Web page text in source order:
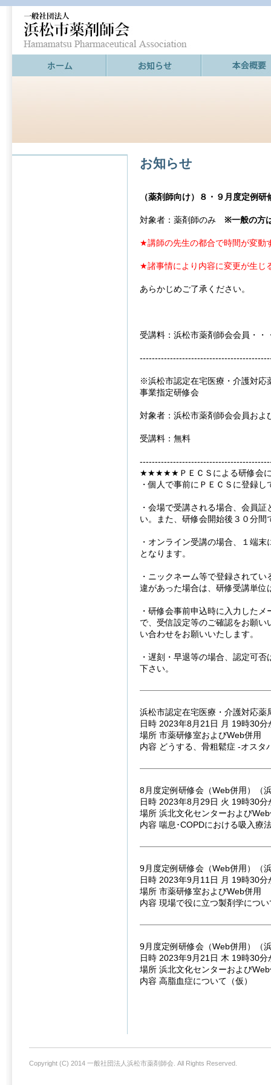
お知らせ
（薬剤師向け）８・９月度定例
対象者：薬剤師のみ ※一般の方
★講師の先生の都合で時間が変動
★諸事情により内容に変更が生じ
あらかじめご了承ください。
受講料：浜松市薬剤師会会員
※浜松市認定在宅医療・介護対応
事業指定研修会
対象者：浜松市薬剤師会会員お
受講料：無料
★★★★★ＰＥＣＳによる研修
・個人で事前にＰＥＣＳに登録
・会場で受講される場合、会員
い。また、研修会開始後３０分間
・オンライン受講の場合、１端
となります。
・ニックネーム等で登録されて
違があった場合は、研修受講単位
・研修会事前申込時に入力した
で、受信設定等のご確認をお願
い合わせをお願いいたします。
・遅刻・早退等の場合、認定可
下さい。
浜松市認定在宅医療・介護対応
日時 2023年8月21日 月 19時30分
場所 市薬研修室およびWeb併用
内容 どうする、骨粗鬆症 -オスタ
8月度定例研修会（Web併用）（
日時 2023年8月29日 火 19時30分
場所 浜北文化センターおよび
内容 喘息･COPDにおける吸入療
9月度定例研修会（Web併用）（
日時 2023年9月11日 月 19時30分
場所 市薬研修室およびWeb併用
内容 現場で役に立つ製剤学につ
9月度定例研修会（Web併用）（
日時 2023年9月21日 木 19時30分
場所 浜北文化センターおよび
内容 高脂血症について（仮）
Copyright (C) 2014 一般社団法人浜松市薬剤師会. All Rights Reserved.